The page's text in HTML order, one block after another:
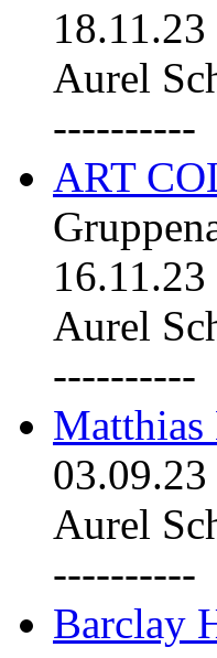
18.11.23
Aurel
----------
ART
16.11.23
Aurel
----------
Matthias
03.09.23
Aurel
----------
Barclay